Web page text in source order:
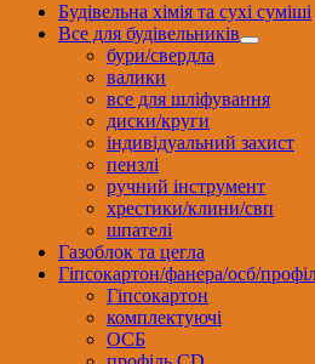
Будівельна хімія та сухі суміші
Все для будівельників
бури/свердла
валики
все для шліфування
диски/круги
індивідуальний захист
пензлі
ручний інструмент
хрестики/клини/свп
шпателі
Газоблок та цегла
Гіпсокартон/фанера/осб/
Гіпсокартон
комплектуючі
ОСБ